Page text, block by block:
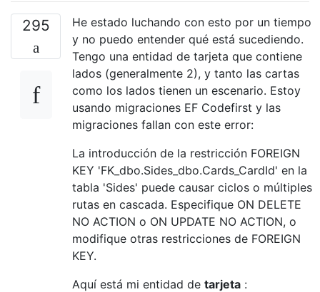
295
He estado luchando con esto por un tiempo
y no puedo entender qué está sucediendo.
Tengo una entidad de tarjeta que contiene
lados (generalmente 2), y tanto las cartas
como los lados tienen un escenario. Estoy
usando migraciones EF Codefirst y las
migraciones fallan con este error:
La introducción de la restricción FOREIGN
KEY 'FK_dbo.Sides_dbo.Cards_CardId' en la
tabla 'Sides' puede causar ciclos o múltiples
rutas en cascada. Especifique ON DELETE
NO ACTION o ON UPDATE NO ACTION, o
modifique otras restricciones de FOREIGN
KEY.
Aquí está mi entidad de tarjeta :